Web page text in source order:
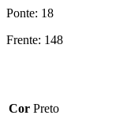
Ponte: 18
Frente: 148
Cor Preto